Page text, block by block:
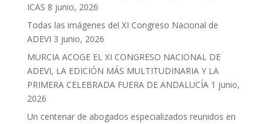
ICAS 8 junio, 2026
Todas las imágenes del XI Congreso Nacional de
ADEVI 3 junio, 2026
MURCIA ACOGE EL XI CONGRESO NACIONAL DE
ADEVI, LA EDICIÓN MÁS MULTITUDINARIA Y LA
PRIMERA CELEBRADA FUERA DE ANDALUCÍA 1 junio,
2026
Un centenar de abogados especializados reunidos en